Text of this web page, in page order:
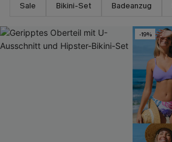
Sale Bikini-Set Badeanzug
-19%